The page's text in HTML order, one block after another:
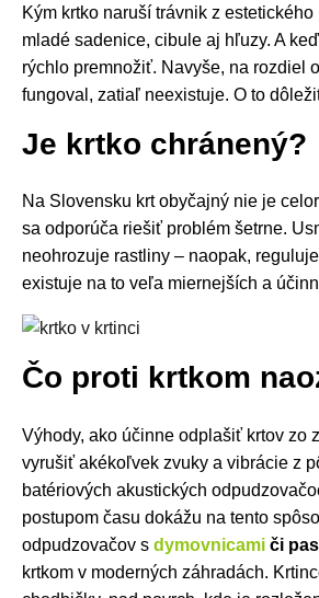
Kým krtko naruší trávnik z
mladé sadenice, cibule aj hľuzy. A
rýchlo premnožiť. Navyše, na rozdiel
fungoval, zatiaľ neexistuje. O to
Je krtko chránený?
Na Slovensku krt obyčajný nie je
sa odporúča riešiť problém šetrne.
neohrozuje rastliny – naopak,
existuje na to veľa miernejších a
Čo proti krtkom
Výhody, ako účinne odplašiť krtov zo
vyrušiť akékoľvek zvuky a vibrácie z
batériových akustických
postupom času dokážu na tento
odpudzovačov sdymovnicami či
krtkom v moderných záhradách.